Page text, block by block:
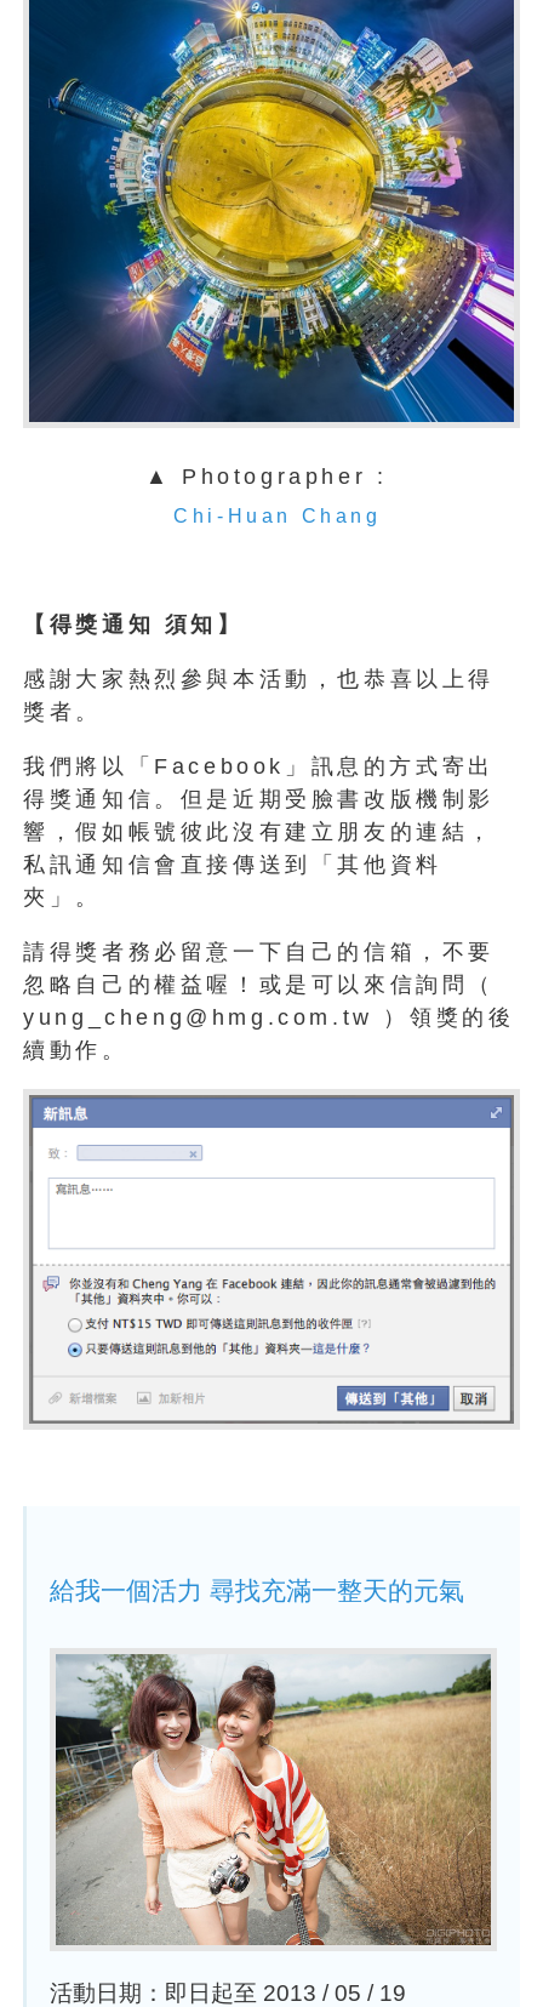
▲ Photographer :
Chi-Huan Chang
【得獎通知 須知】
感謝大家熱烈參與本活動，也恭喜以上得
獎者。
我們將以「Facebook」訊息的方式寄出
得獎通知信。但是近期受臉書改版機制影
響，假如帳號彼此沒有建立朋友的連結，
私訊通知信會直接傳送到「其他資料
夾」。
請得獎者務必留意一下自己的信箱，不要
忽略自己的權益喔！或是可以來信詢問（
yung_cheng@hmg.com.tw ）領獎的後
續動作。
給我一個活力 尋找充滿一整天的元氣
活動日期：即日起至 2013 / 05 / 19